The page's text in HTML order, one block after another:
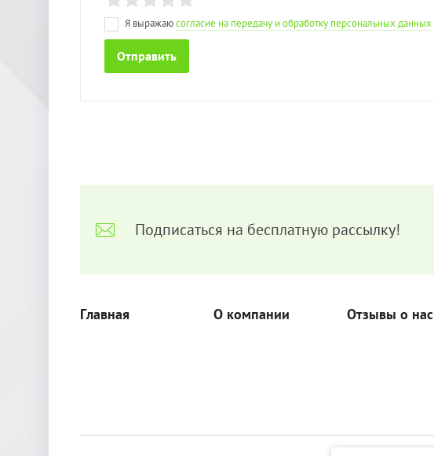
Я выражаюсогласие на передачу и обработку персональных данных
Подписаться на бесплатную рассылку!
Главная О компании Отзывы о нас